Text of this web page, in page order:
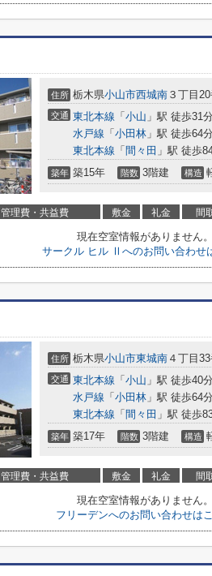
住所 栃木県小山市西城南 ３丁目
交通 東北本線 「 小山 」駅 徒歩31分
水戸線 「 小田林 」駅 徒歩64分
東北本線 「 間々田 」駅 徒歩
築年 築15年 階数 3階建 構造
管理費・共益費 敷金 礼金 間
現在空室情報がありません。
サークル ヒル Ⅱへのお問い合わせ
住所 栃木県小山市東城南 ４丁目
交通 東北本線 「 小山 」駅 徒歩40分
水戸線 「 小田林 」駅 徒歩64分
東北本線 「 間々田 」駅 徒歩
築年 築17年 階数 3階建 構造
管理費・共益費 敷金 礼金 間
現在空室情報がありません。
フリーデンへのお問い合わせは